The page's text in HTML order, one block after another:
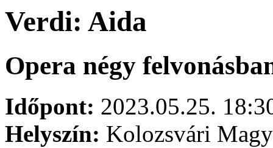
Verdi: Aida
Opera négy
Időpont: 2023.05.25.
Helyszín: Kolozsvári